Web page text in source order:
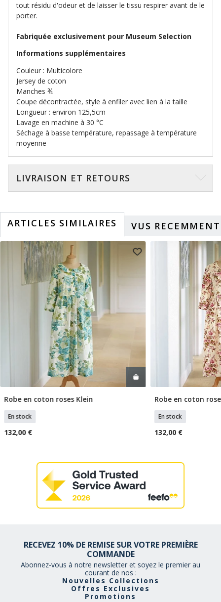
tout résidu d'odeur et de laisser le tissu respirer avant de le
porter.
Fabriquée exclusivement pour Museum Selection
Informations supplémentaires
Couleur : Multicolore
Jersey de coton
Manches ¾
Coupe décontractée, style à enfiler avec lien à la taille
Longueur : environ 125,5cm
Lavage en machine à 30 °C
Séchage à basse température, repassage à température
moyenne
LIVRAISON ET RETOURS
ARTICLES SIMILAIRES VUS RECEMMENT
Sélectionner Tailles
Robe en coton roses Klein
En stock
132,00 €
Robe en coton rose
En stock
132,00 €
RECEVEZ 10% DE REMISE SUR VOTRE PREMIÈRE
COMMANDE
Abonnez-vous à notre newsletter et soyez le premier au
courant de nos :
Nouvelles Collections
Offres Exclusives
Promotions